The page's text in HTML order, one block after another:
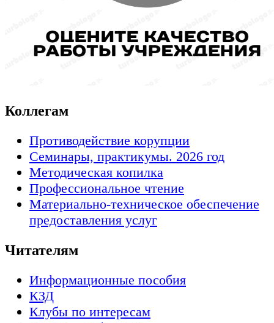
Коллегам
Противодействие корупции
Семинары, практикумы. 2026 год
Методическая копилка
Профессиональное чтение
Материально-техническое обеспечение
предоставления услуг
Читателям
Информационные пособия
КЗД
Клубы по интересам